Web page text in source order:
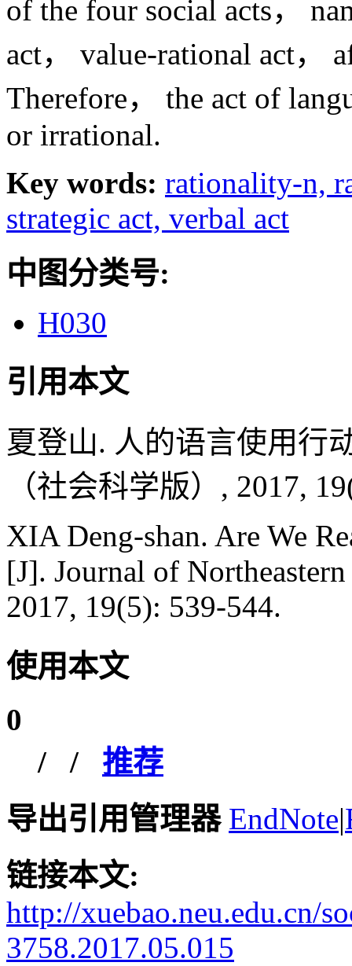
of the four social acts，
act， value-rational act，
Therefore， the act of
or irrational.
Key words: rationality-n,
strategic act, verbal act
中图分类号:
H030
引用本文
夏登山. 人的语言使用行
（社会科学版）, 2017,
XIA Deng-shan. Are We
[J]. Journal of
2017, 19(5): 539-544.
使用本文
0
/ / 推荐
导出引用管理器 EndNote|
链接本文:
http://xuebao.neu.edu.cn/
3758.2017.05.015